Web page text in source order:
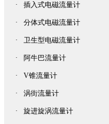
· 插入式电磁流量计
· 分体式电磁流量计
· 卫生型电磁流量计
· 阿牛巴流量计
· V锥流量计
· 涡街流量计
· 旋进旋涡流量计